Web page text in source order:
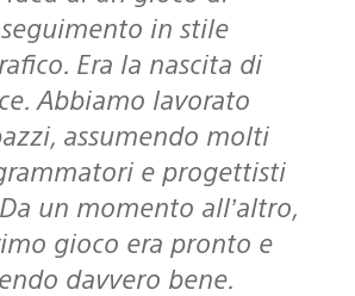
in stile
Era la nascita di
Abbiamo lavorato
assumendo molti
e progettisti
un momento all’altro,
gioco era pronto e
davvero bene.